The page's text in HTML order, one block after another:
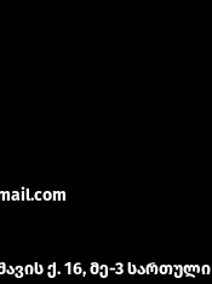
ქ. 16, მე-3 სართული